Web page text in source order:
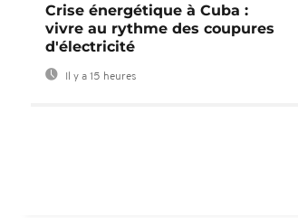
Crise énergétique à Cuba :
vivre au rythme des coupures
d'électricité
Il y a 15 heures